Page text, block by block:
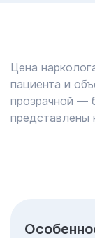
Цена
пациента и
прозрачной —
представлены